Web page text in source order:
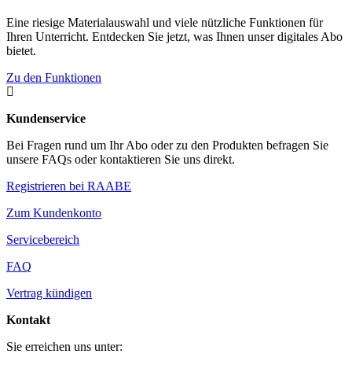
Eine riesige Materialauswahl und viele nützliche Funktionen für
Ihren Unterricht. Entdecken Sie jetzt, was Ihnen unser digitales Abo
bietet.
Zu den Funktionen

Kundenservice
Bei Fragen rund um Ihr Abo oder zu den Produkten befragen Sie
unsere FAQs oder kontaktieren Sie uns direkt.
Registrieren bei RAABE
Zum Kundenkonto
Servicebereich
FAQ
Vertrag kündigen
Kontakt
Sie erreichen uns unter: